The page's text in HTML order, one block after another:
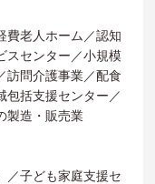
費老人ホーム／認知
スセンター／小規模
訪問介護事業／配食
包括支援センター／
製造・販売業
／子ども家庭支援セ